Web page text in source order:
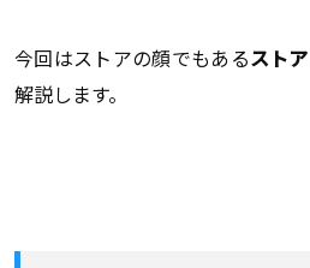
今回はストアの顔でもあるスト
解説します。